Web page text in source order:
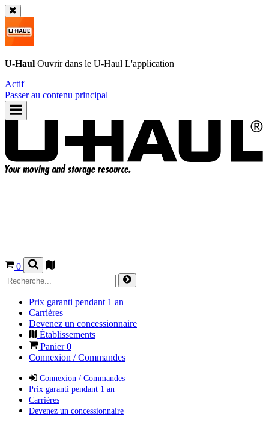
U-Haul Ouvrir dans le U-Haul L'application
Actif
Passer au contenu principal
0
Prix garanti pendant 1 an
Carrières
Devenez un concessionnaire
Établissements
Panier0
Connexion / Commandes
Connexion / Commandes
Prix garanti pendant 1 an
Carrières
Devenez un concessionnaire